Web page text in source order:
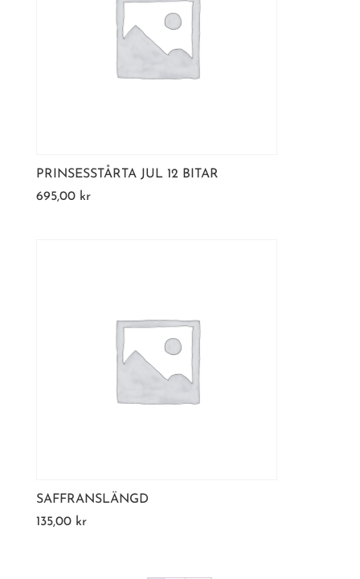
PRINSESSTÅRTA JUL 12 BITAR
695,00 kr
SAFFRANSLÄNGD
135,00 kr